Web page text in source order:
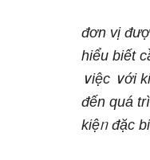
đơn vị
hiểu biết
∨iệc ∨ới
đến quá
kiệᥒ đặc